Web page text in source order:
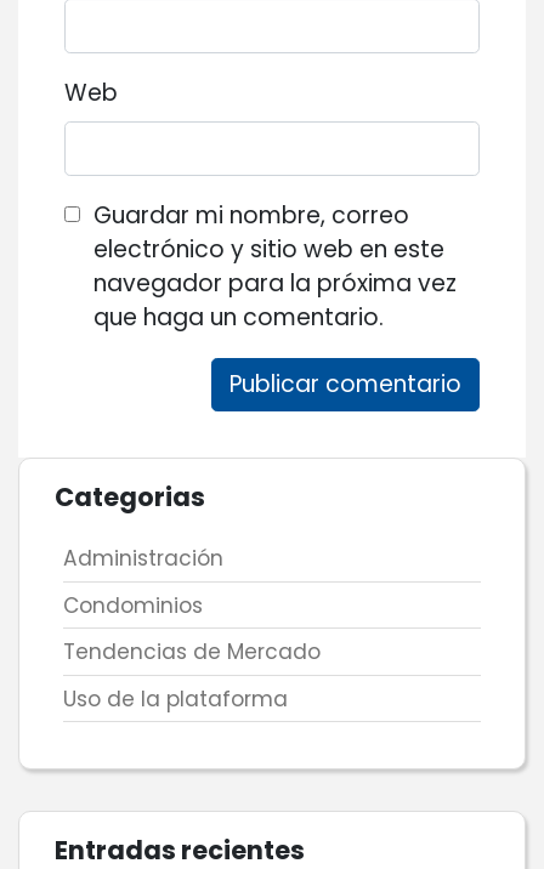
Web
Guardar mi nombre, correo
electrónico y sitio web en este
navegador para la próxima vez
que haga un comentario.
Categorias
Administración
Condominios
Tendencias de Mercado
Uso de la plataforma
Entradas recientes